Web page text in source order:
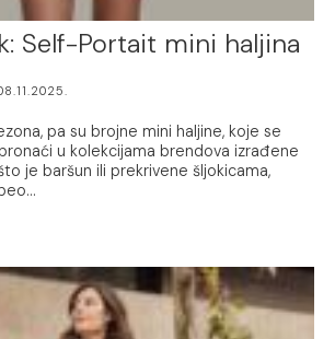
Self-Portait mini haljina
pa su brojne mini haljine, koje se
u kolekcijama brendova izrađene
je baršun ili prekrivene šljokicama,